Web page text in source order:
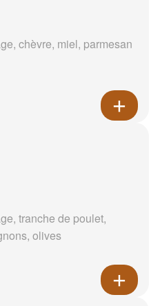
chèvre, miel, parmesan
tranche de poulet,
olives